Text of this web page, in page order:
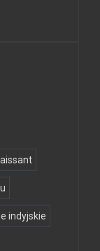
indyjskie